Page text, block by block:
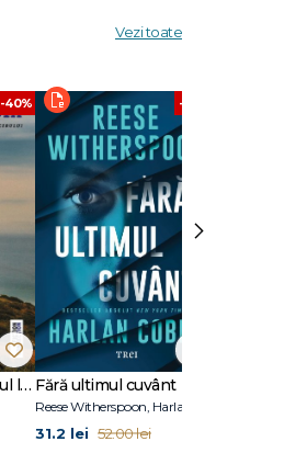
Vezi toate
-40%
Femeile de la capătul lumii
-40%
Fără ultimul cuvânt
31.2 lei 52.00 lei
›